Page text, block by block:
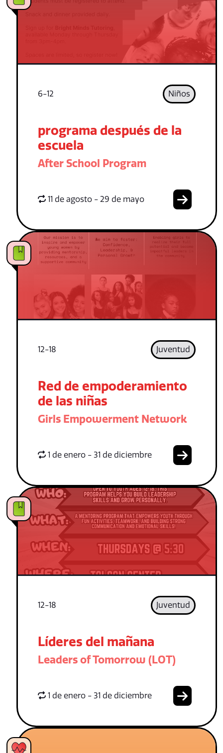
6-12 Niños
programa después de la
escuela
After School Program
11 de agosto - 29 de mayo
12-18 Juventud
Red de empoderamiento
de las niñas
Girls Empowerment Network
1 de enero - 31 de diciembre
12-18 Juventud
Líderes del mañana
Leaders of Tomorrow (LOT)
1 de enero - 31 de diciembre